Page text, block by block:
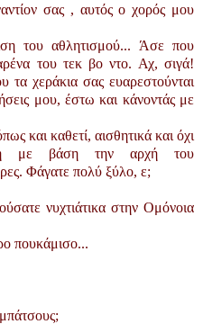
σας ­, αυτός ο χορός μου
του αθλητισμού... Άσε που
του τεκ βο ντο. Αχ, σιγά!
τα χεράκια σας ευαρεστούνται
μου, έστω και κάνοντάς με
και καθετί, αισθητικά και όχι
ή με βάση την αρχή του
Φάγατε πολύ ξύλο, ε;
νυχτιάτικα στην Ομόνοια
πουκάμισο...